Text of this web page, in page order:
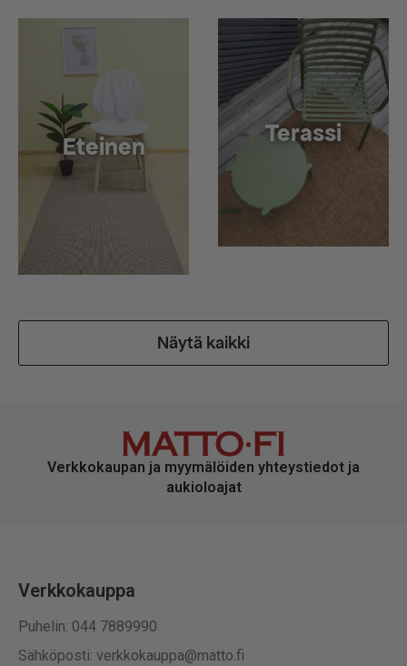
Eteinen Terassi
Näytä kaikki
Verkkokaupan ja myymälöiden yhteystiedot ja
aukioloajat
Verkkokauppa
Puhelin: 044 7889990
Sähköposti: verkkokauppa@matto.fi